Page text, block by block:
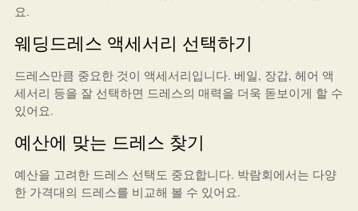
요.
웨딩드레스 액세서리 선택하기
드레스만큼 중요한 것이 액세서리입니다. 베일, 장갑, 헤어 액
세서리 등을 잘 선택하면 드레스의 매력을 더욱 돋보이게 할 수
있어요.
예산에 맞는 드레스 찾기
예산을 고려한 드레스 선택도 중요합니다. 박람회에서는 다양
한 가격대의 드레스를 비교해 볼 수 있어요.